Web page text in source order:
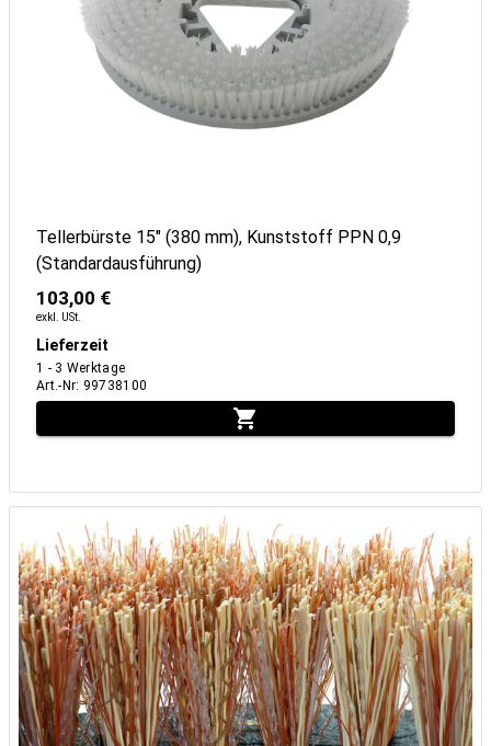
Tellerbürste 15" (380 mm), Kunststoff PPN 0,9
(Standardausführung)
103,00 €
exkl. USt.
Lieferzeit
1 - 3 Werktage
Art.-Nr: 99738100